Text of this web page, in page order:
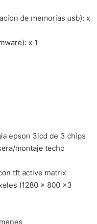
de memorias usb): x
x 1
epson 3lcd de 3 chips
montaje techo
tft active matrix
(1280 x 800 x3